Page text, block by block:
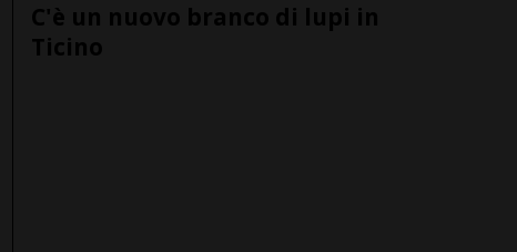
C'è un nuovo branco di lupi in
Ticino